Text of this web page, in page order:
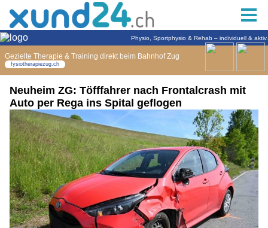
Neuheim ZG: Töfffahrer nach Frontalcrash mit
Auto per Rega ins Spital geflogen